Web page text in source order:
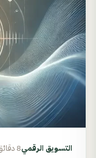
التسويق الرقمي8 دقائق